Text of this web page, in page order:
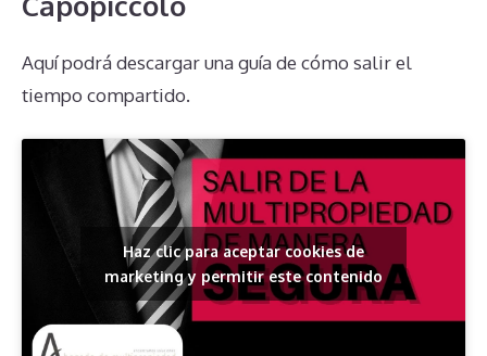
Aquí podrá descargar una guía de cómo salir el
tiempo compartido.
Haz clic para aceptar cookies de
marketing y permitir este contenido